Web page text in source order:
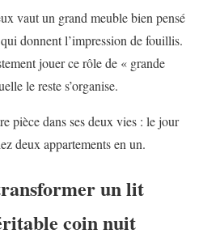
vaut un grand meuble bien pensé
donnent l’impression de fouillis.
jouer ce rôle de « grande
le reste s’organise.
pièce dans ses deux vies : le jour
deux appartements en un.
un lit
coin nuit